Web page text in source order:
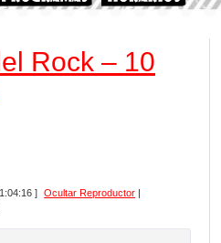
Rock – 10
] Ocultar Reproductor |